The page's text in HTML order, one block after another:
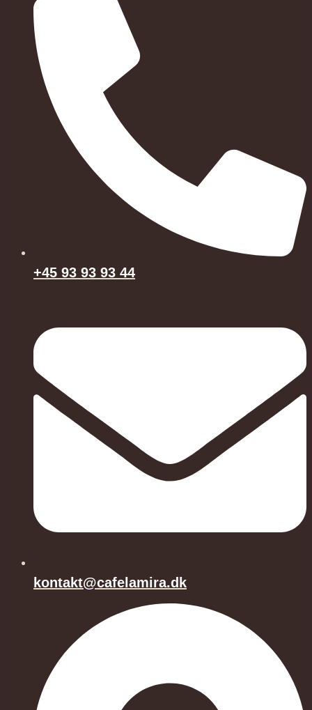
+45 93 93 93 44
kontakt@cafelamira.dk